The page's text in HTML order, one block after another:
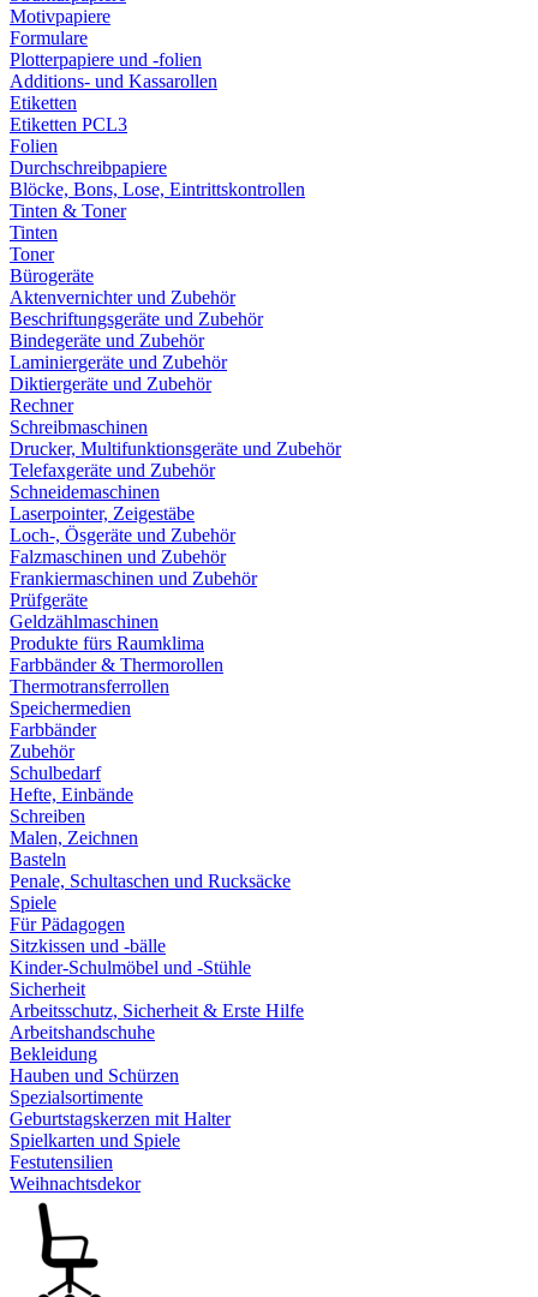
Motivpapiere
Formulare
Plotterpapiere und -folien
Additions- und Kassarollen
Etiketten
Etiketten PCL3
Folien
Durchschreibpapiere
Blöcke, Bons, Lose, Eintrittskontrollen
Tinten & Toner
Tinten
Toner
Bürogeräte
Aktenvernichter und Zubehör
Beschriftungsgeräte und Zubehör
Bindegeräte und Zubehör
Laminiergeräte und Zubehör
Diktiergeräte und Zubehör
Rechner
Schreibmaschinen
Drucker, Multifunktionsgeräte und Zubehör
Telefaxgeräte und Zubehör
Schneidemaschinen
Laserpointer, Zeigestäbe
Loch-, Ösgeräte und Zubehör
Falzmaschinen und Zubehör
Frankiermaschinen und Zubehör
Prüfgeräte
Geldzählmaschinen
Produkte fürs Raumklima
Farbbänder & Thermorollen
Thermotransferrollen
Speichermedien
Farbbänder
Zubehör
Schulbedarf
Hefte, Einbände
Schreiben
Malen, Zeichnen
Basteln
Penale, Schultaschen und Rucksäcke
Spiele
Für Pädagogen
Sitzkissen und -bälle
Kinder-Schulmöbel und -Stühle
Sicherheit
Arbeitsschutz, Sicherheit & Erste Hilfe
Arbeitshandschuhe
Bekleidung
Hauben und Schürzen
Spezialsortimente
Geburtstagskerzen mit Halter
Spielkarten und Spiele
Festutensilien
Weihnachtsdekor